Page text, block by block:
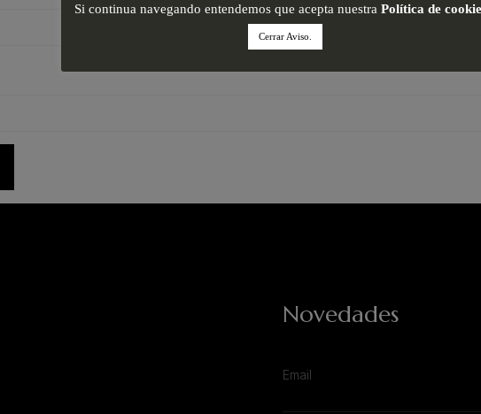
Novedades
Si continua navegando entendemos que acepta nuestra Política de
Cerrar Aviso.